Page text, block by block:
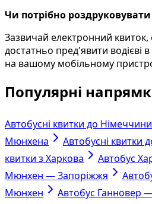
Чи потрібно
Зазвичай електронний
достатньо пред'явити водієві
на вашому мобільному
Популярні
Автобусні квитки до Німеччини
Мюнхена
Автобусні квитки
квитки з Харкова
Автобус
Мюнхен — Запоріжжя
Мюнхен
Автобус Ганновер